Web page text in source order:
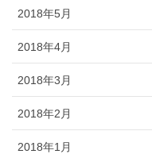
2018年5月
2018年4月
2018年3月
2018年2月
2018年1月